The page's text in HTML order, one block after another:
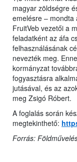
magyar zöldségre
emelésre – mondta
FruitVeb vezetői a
feladatként az áfa
felhasználásának
nevezték meg.
kormányzat
fogyasztásra
jutásával, és az
meg Zsigó Róbert.
A foglalás során
megtekinthető:
Forrás: